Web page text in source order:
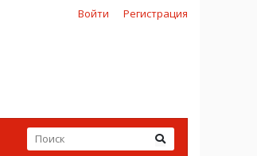
Войти Регистрация